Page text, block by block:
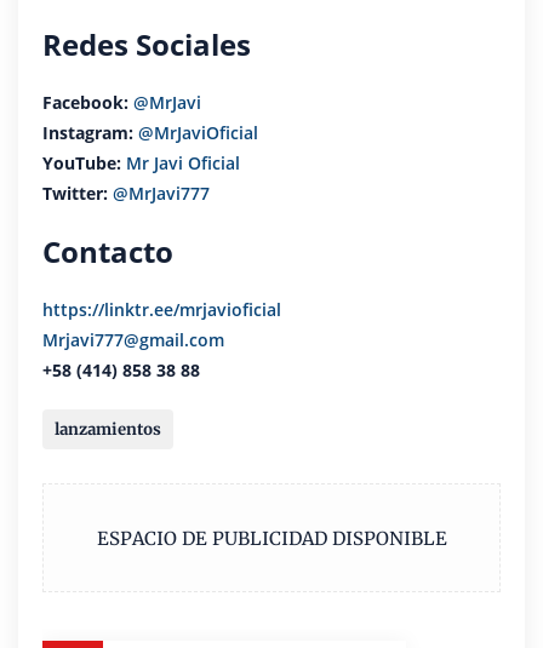
Redes Sociales
Facebook: @MrJavi
Instagram: @MrJaviOficial
YouTube: Mr Javi Oficial
Twitter: @MrJavi777
Contacto
https://linktr.ee/mrjavioficial
Mrjavi777@gmail.com
+58 (414) 858 38 88
lanzamientos
ESPACIO DE PUBLICIDAD DISPONIBLE